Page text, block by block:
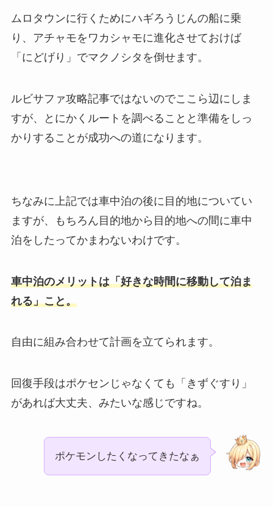
ムロタウンに行くためにハギろうじんの船に乗
り、アチャモをワカシャモに進化させておけば
「にどげり」でマクノシタを倒せます。
ルビサファ攻略記事ではないのでここら辺にしま
すが、とにかくルートを調べることと準備をしっ
かりすることが成功への道になります。
ちなみに上記では車中泊の後に目的地についてい
ますが、もちろん目的地から目的地への間に車中
泊をしたってかまわないわけです。
車中泊のメリットは「好きな時間に移動して泊ま
れる」こと。
自由に組み合わせて計画を立てられます。
回復手段はポケセンじゃなくても「きずぐすり」
があれば大丈夫、みたいな感じですね。
ポケモンしたくなってきたなぁ